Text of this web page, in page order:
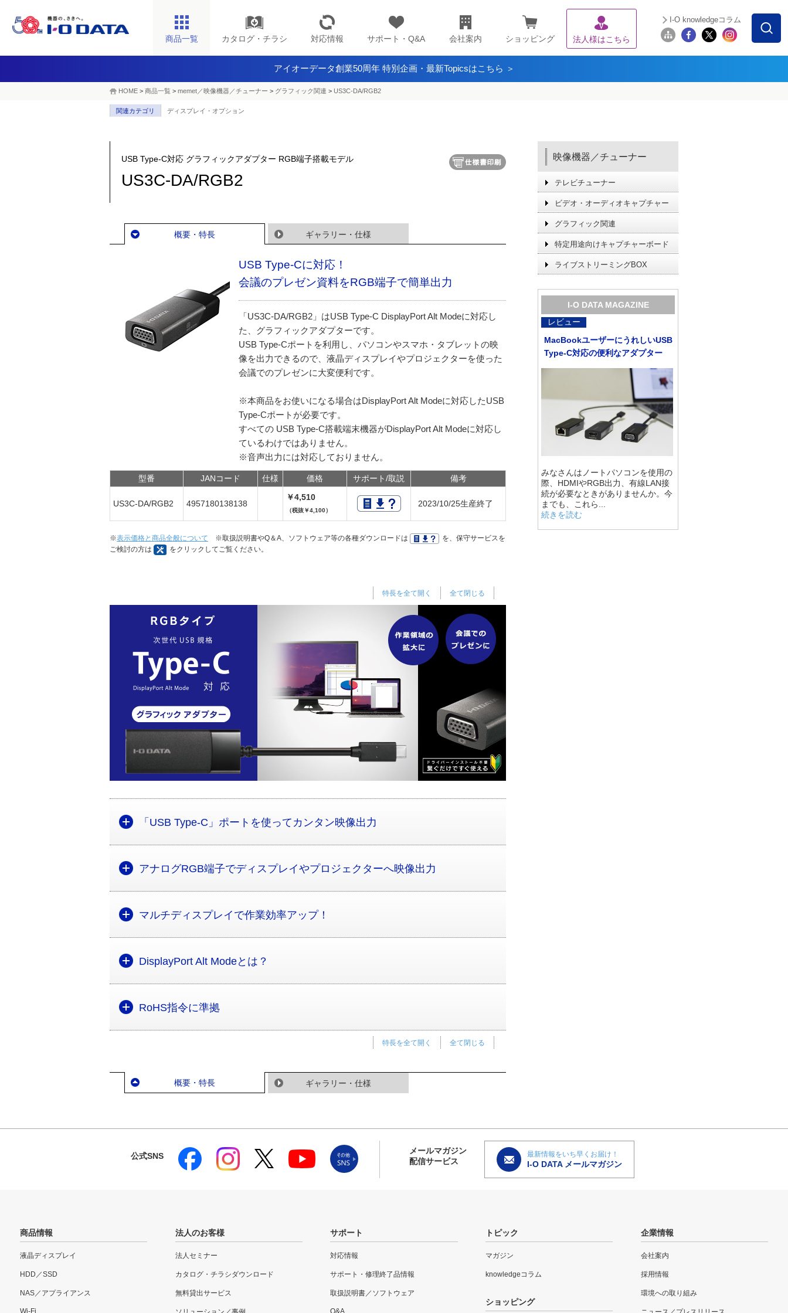
商品一覧 カタログ・チラシ 対応情報 サポート・Q&A 会社案内 ショッピング 法人様はこちら
I-O knowledgeコラム
アイオーデータ創業50周年 特別企画・最新Topicsはこちら ＞
HOME > 商品一覧 > memet／映像機器／チューナー > グラフィック関連 > US3C-DA/RGB2
関連カテゴリ ディスプレイ・オプション
USB Type-C対応 グラフィックアダプター RGB端子搭載モデル
US3C-DA/RGB2
概要・特長 ギャラリー・仕様
USB Type-Cに対応！
会議のプレゼン資料をRGB端子で簡単出力
「US3C-DA/RGB2」はUSB Type-C DisplayPort Alt Modeに対応し
た、グラフィックアダプターです。
USB Type-Cポートを利用し、パソコンやスマホ・タブレットの映
像を出力できるので、液晶ディスプレイやプロジェクターを使った
会議でのプレゼンに大変便利です。
※本商品をお使いになる場合はDisplayPort Alt Modeに対応したUSB
Type-Cポートが必要です。
すべての USB Type-C搭載端末機器がDisplayPort Alt Modeに対応し
ているわけではありません。
※音声出力には対応しておりません。
型番 JANコード 仕様 価格 サポート/取説 備考
US3C-DA/RGB2 4957180138138
￥4,510
（税抜￥4,100）
2023/10/25生産終了
※表示価格と商品全般について ※取扱説明書やQ＆A、ソフトウェア等の各種ダウンロードは
を、保守サービスを
ご検討の方は
をクリックしてご覧ください。
全て閉じる
特長を全て開く
「USB Type-C」ポートを使ってカンタン映像出力
アナログRGB端子でディスプレイやプロジェクターへ映像出力
マルチディスプレイで作業効率アップ！
DisplayPort Alt Modeとは？
RoHS指令に準拠
全て閉じる
特長を全て開く
概要・特長 ギャラリー・仕様
映像機器／チューナー
テレビチューナー
ビデオ・オーディオキャプチャー
グラフィック関連
特定用途向けキャプチャーボード
ライブストリーミングBOX
I-O DATA MAGAZINE
レビュー
MacBookユーザーにうれしいUSB
Type-C対応の便利なアダプター
みなさんはノートパソコンを使用の
際、HDMIやRGB出力、有線LAN接
続が必要なときがありませんか。今
までも、これら...
続きを読む
公式SNS
メールマガジン
配信サービス
最新情報をいち早くお届け！
I-O DATA メールマガジン
商品情報
液晶ディスプレイ
HDD／SSD
NAS／アプライアンス
Wi-Fi
法人のお客様
法人セミナー
カタログ・チラシダウンロード
無料貸出サービス
サポート
対応情報
サポート・修理終了品情報
取扱説明書／ソフトウェア
Q&A
トピック
マガジン
knowledgeコラム
ショッピング
企業情報
会社案内
採用情報
環境への取り組み